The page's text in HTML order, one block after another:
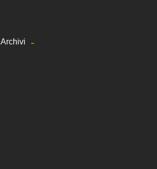
Archivi